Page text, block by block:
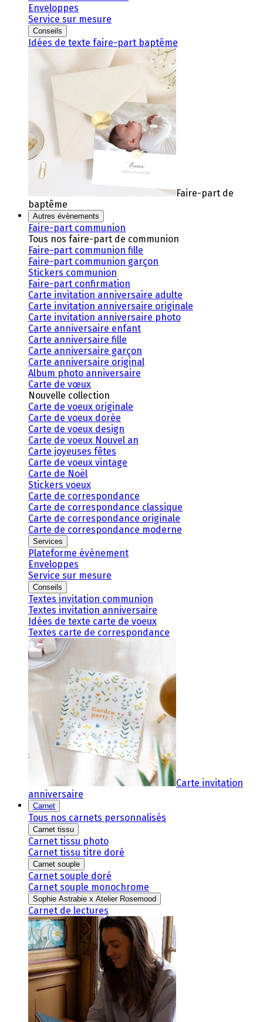
Enveloppes
Service sur mesure
Conseils
Idées de texte faire-part baptême
Faire-part de
baptême
Autres évènements
Faire-part communion
Tous nos faire-part de communion
Faire-part communion fille
Faire-part communion garçon
Stickers communion
Faire-part confirmation
Carte invitation anniversaire adulte
Carte invitation anniversaire originale
Carte invitation anniversaire photo
Carte anniversaire enfant
Carte anniversaire fille
Carte anniversaire garçon
Carte anniversaire original
Album photo anniversaire
Carte de vœux
Nouvelle collection
Carte de voeux originale
Carte de voeux dorée
Carte de voeux design
Carte de voeux Nouvel an
Carte joyeuses fêtes
Carte de voeux vintage
Carte de Noël
Stickers voeux
Carte de correspondance
Carte de correspondance classique
Carte de correspondance originale
Carte de correspondance moderne
Services
Plateforme événement
Enveloppes
Service sur mesure
Conseils
Textes invitation communion
Textes invitation anniversaire
Idées de texte carte de voeux
Textes carte de correspondance
Carte invitation
anniversaire
Carnet
Tous nos carnets personnalisés
Carnet tissu
Carnet tissu photo
Carnet tissu titre doré
Carnet souple
Carnet souple doré
Carnet souple monochrome
Sophie Astrabie x Atelier Rosemood
Carnet de lectures